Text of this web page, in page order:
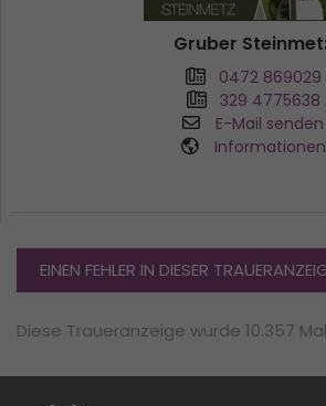
Gruber
0472 869029
329 4775638
E-Mail senden
Informationen
EINEN FEHLER IN DIESER
Diese Traueranzeige wurde 10.357